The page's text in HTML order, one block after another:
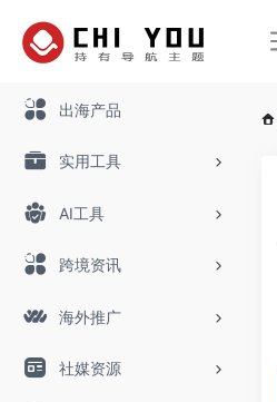
出海产品
实用工具
AI工具
跨境资讯
海外推广
社媒资源